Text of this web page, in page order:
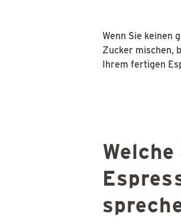
Wenn Sie keinen
Zucker mischen,
Ihrem fertigen